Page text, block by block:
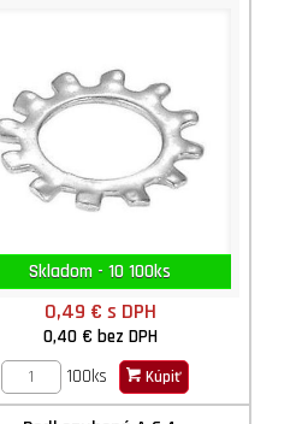
Skladom - 10 100ks
0,49 € s DPH
0,40 € bez DPH
100ks
Kúpiť